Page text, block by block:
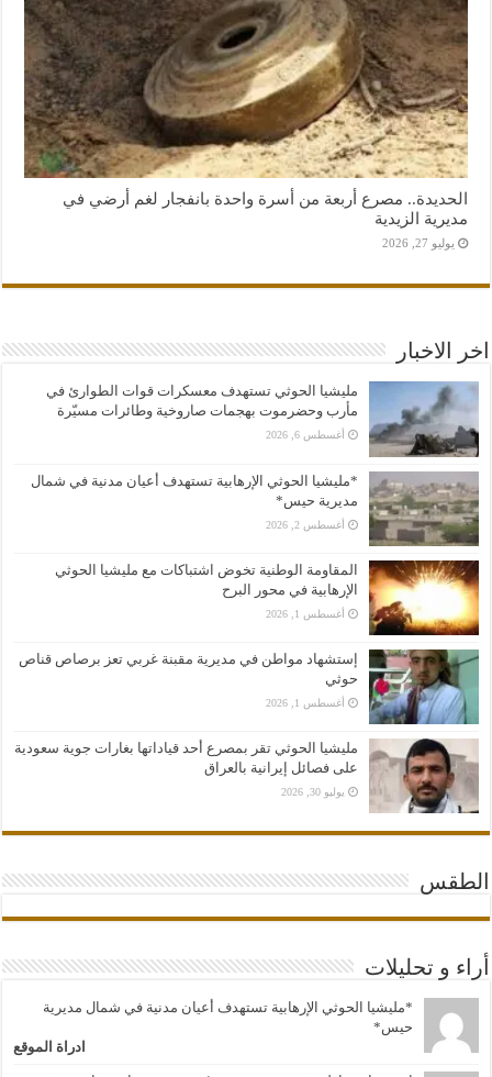
الحديدة.. مصرع أربعة من أسرة واحدة بانفجار لغم أرضي في
مديرية الزيدية
يوليو 27, 2026
اخر الاخبار
مليشيا الحوثي تستهدف معسكرات قوات الطوارئ في
مأرب وحضرموت بهجمات صاروخية وطائرات مسيّرة
أغسطس 6, 2026
*مليشيا الحوثي الإرهابية تستهدف أعيان مدنية في شمال
مديرية حيس*
أغسطس 2, 2026
المقاومة الوطنية تخوض اشتباكات مع مليشيا الحوثي
الإرهابية في محور البرح
أغسطس 1, 2026
إستشهاد مواطن في مديرية مقبنة غربي تعز برصاص قناص
حوثي
أغسطس 1, 2026
مليشيا الحوثي تقر بمصرع أحد قياداتها بغارات جوية سعودية
على فصائل إيرانية بالعراق
يوليو 30, 2026
الطقس
أراء و تحليلات
*مليشيا الحوثي الإرهابية تستهدف أعيان مدنية في شمال مديرية
حيس*
ادراة الموقع